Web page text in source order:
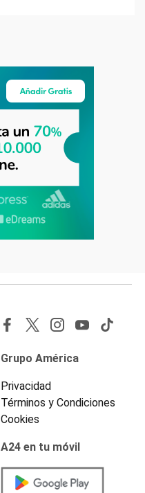
Grupo América
Privacidad
Términos y Condiciones
Cookies
A24 en tu móvil